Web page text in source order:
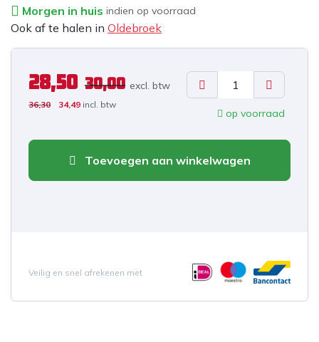
Morgen in huis indien op voorraad
Ook af te halen in Oldebroek
28,50 30,00 excl. btw
36,30 34,49 incl. btw
op voorraad
Toevoegen aan winkelwagen
Veilig en snel afrekenen met